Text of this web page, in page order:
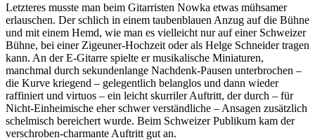
Letzteres musste man beim Gitarristen Nowka etwas mühsamer
erlauschen. Der schlich in einem taubenblauen Anzug auf die Bühne
und mit einem Hemd, wie man es vielleicht nur auf einer Schweizer
Bühne, bei einer Zigeuner-Hochzeit oder als Helge Schneider tragen
kann. An der E-Gitarre spielte er musikalische Miniaturen,
manchmal durch sekundenlange Nachdenk-Pausen unterbrochen –
die Kurve kriegend – gelegentlich belanglos und dann wieder
raffiniert und virtuos – ein leicht skurriler Auftritt, der durch – für
Nicht-Einheimische eher schwer verständliche – Ansagen zusätzlich
schelmisch bereichert wurde. Beim Schweizer Publikum kam der
verschroben-charmante Auftritt gut an.